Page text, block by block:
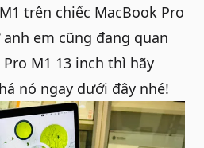
trên chiếc MacBook Pro
anh em cũng đang quan
M1 13 inch thì hãy
nó ngay dưới đây nhé!